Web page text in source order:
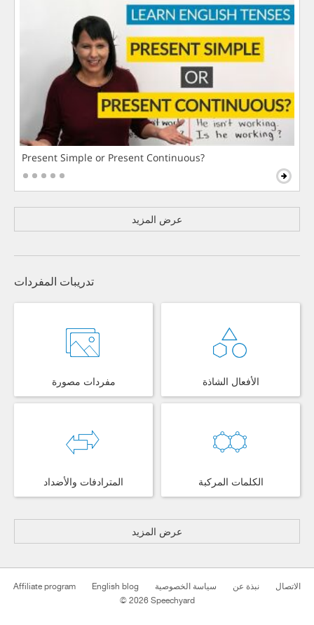
Present Simple or Present Continuous?
عرض المزيد
تدريبات المفردات
مفردات مصورة الأفعال الشاذة
المترادفات والأضداد الكلمات المركبة
عرض المزيد
Affiliate program English blog سياسة الخصوصية نبذة عن
الاتصال
© 2026 Speechyard